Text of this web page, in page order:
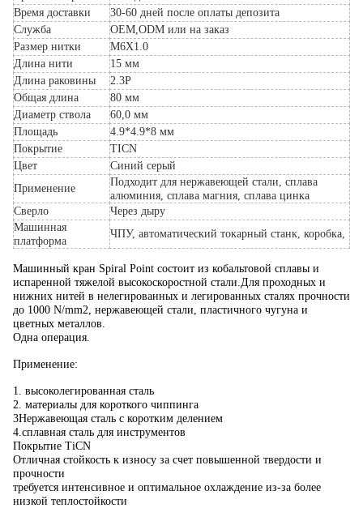
Время доставки
30-60 дней после оплаты депозита
Служба
OEM,ODM или на заказ
Размер нитки
M6X1.0
Длина нити
15 мм
Длина раковины
2.3P
Общая длина
80 мм
Диаметр ствола
60,0 мм
Площадь
4.9*4.9*8 мм
Покрытие
TICN
Цвет
Синий серый
Применение
Подходит для нержавеющей стали, сплава
алюминия, сплава магния, сплава цинка
Сверло
Через дыру
Машинная
платформа
ЧПУ, автоматический токарный станк, коробка,
Машинный кран Spiral Point состоит из кобальтовой сплавы и
испаренной тяжелой высокоскоростной стали.Для проходных и
нижних нитей в нелегированных и легированных сталях прочности
до 1000 N/mm2, нержавеющей стали, пластичного чугуна и
цветных металлов.
Одна операция.
Применение:
1. высоколегированная сталь
2. материалы для короткого чиппинга
3Нержавеющая сталь с коротким делением
4.сплавная сталь для инструментов
Покрытие TiCN
Отличная стойкость к износу за счет повышенной твердости и
прочности
требуется интенсивное и оптимальное охлаждение из-за более
низкой теплостойкости